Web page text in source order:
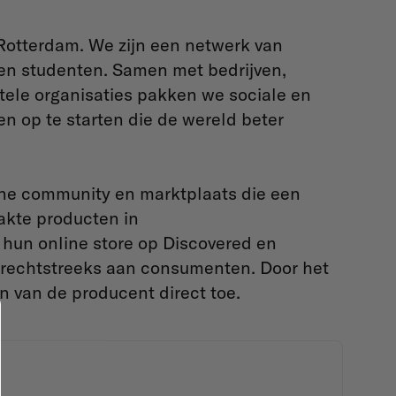
We zijn een netwerk van
studenten. Samen met bedrijven,
organisaties pakken we sociale en
op te starten die de wereld beter
community en marktplaats die een
producten in
online store op Discovered en
aan consumenten. Door het
van de producent direct toe.